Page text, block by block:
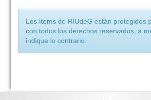
Los ítems de RIUdeG están protegidos
con todos los derechos reservados, a
indique lo contrario.